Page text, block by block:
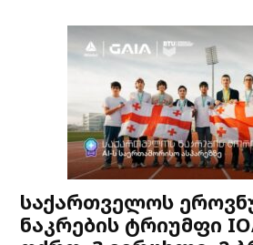
საქართველოს
ნაკრების ტრიუმფი